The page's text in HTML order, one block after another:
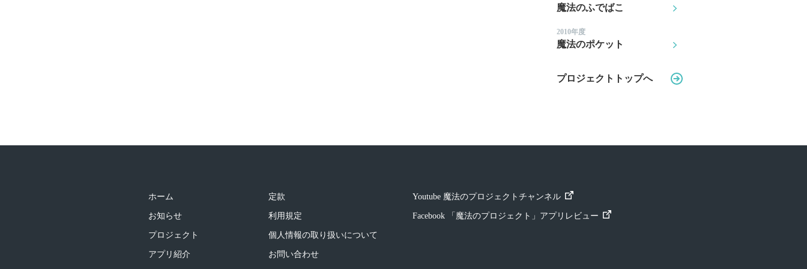
魔法のふでばこ
2010年度
魔法のポケット
プロジェクトトップへ
ホーム
お知らせ
プロジェクト
アプリ紹介
定款
利用規定
個人情報の取り扱いについて
お問い合わせ
Youtube 魔法のプロジェクトチャンネル
Facebook 「魔法のプロジェクト」アプリレビュー